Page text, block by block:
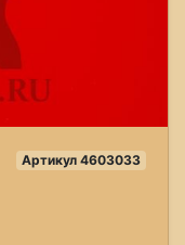
Артикул 4603033